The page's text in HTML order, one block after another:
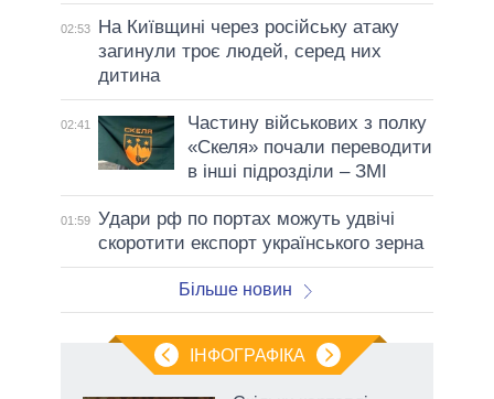
02:53
На Київщині через російську атаку
загинули троє людей, серед них
дитина
02:41
Частину військових з полку
«Скеля» почали переводити
в інші підрозділи – ЗМІ
01:59 Удари рф по портах можуть удвічі
скоротити експорт українського зерна
Більше новин
ІНФОГРАФІКА